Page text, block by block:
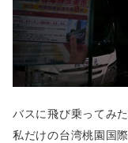
バスに飛び乗ってみ
私だけの台湾桃園国